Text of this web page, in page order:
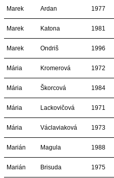
Marek Ardan 1977
Marek Katona 1981
Marek Ondriš 1996
Mária Kromerová 1972
Mária Škorcová 1984
Mária Lackovičová 1971
Mária Václaviaková 1973
Marián Magula 1988
Marián Brisuda 1975